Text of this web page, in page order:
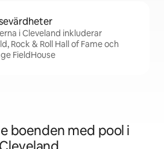
i Cleveland inkluderar
Rock & Roll Hall of Fame och
FieldHouse
boenden med pool i